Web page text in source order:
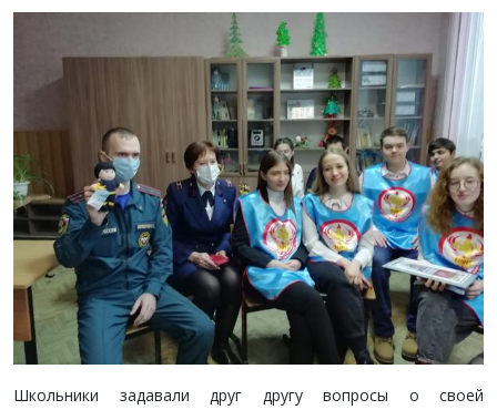
Школьники задавали друг другу вопросы о своей